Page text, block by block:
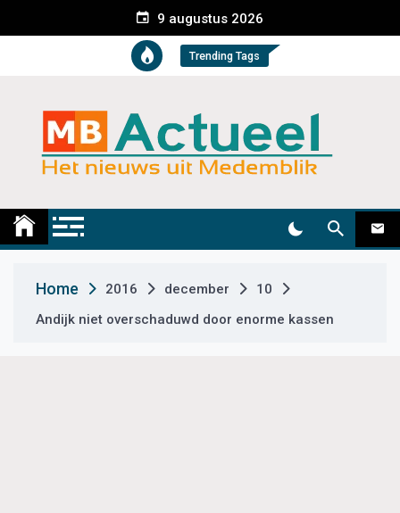
e
t
9 augustus 2026
Trending Tags
Medemblik Actueel
Home 2016 december
10
Andijk niet overschaduwd door enorme kassen